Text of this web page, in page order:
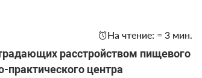
На чтение: ≈ 3 мин.
расстройством пищевого
центра